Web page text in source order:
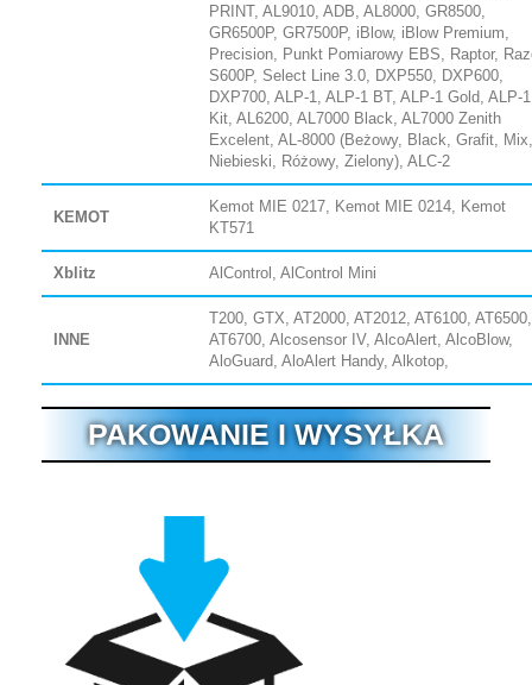
PRINT, AL9010, ADB, AL8000, GR8500,
GR6500P, GR7500P, iBlow, iBlow Premium,
Precision, Punkt Pomiarowy EBS, Raptor,
S600P, Select Line 3.0, DXP550, DXP600,
DXP700, ALP-1, ALP-1 BT, ALP-1 Gold, ALP-1
Kit, AL6200, AL7000 Black, AL7000 Zenith
Excelent, AL-8000 (Beżowy, Black, Grafit, Mix,
Niebieski, Różowy, Zielony), ALC-2
KEMOT
Kemot MIE 0217, Kemot MIE 0214, Kemot
KT571
Xblitz AlControl, AlControl Mini
INNE
T200, GTX, AT2000, AT2012, AT6100, AT6500,
AT6700, Alcosensor IV, AlcoAlert, AlcoBlow,
AloGuard, AloAlert Handy, Alkotop,
PAKOWANIE I WYSYŁKA